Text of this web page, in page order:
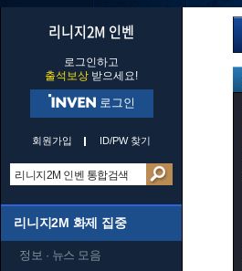
리니지2M 인벤
로그인하고
출석보상 받으세요!
로그인
회원가입 ID/PW 찾기
리니지2M 화제 집중
정보 · 뉴스 모음